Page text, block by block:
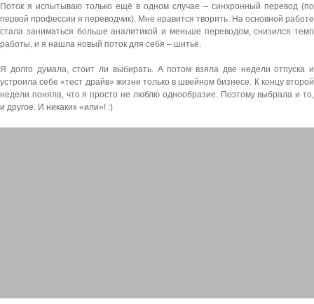
Поток я испытываю только ещё в одном случае – синхронный перевод (по
первой профессии я переводчик). Мне нравится творить. На основной работе
стала заниматься больше аналитикой и меньше переводом, снизился темп
работы, и я нашла новый поток для себя – шитьё.
Я долго думала, стоит ли выбирать. А потом взяла две недели отпуска и
устроила себе «тест драйв» жизни только в швейном бизнесе. К концу второй
недели поняла, что я просто не люблю однообразие. Поэтому выбрала и то,
и другое. И никаких «или»! :)